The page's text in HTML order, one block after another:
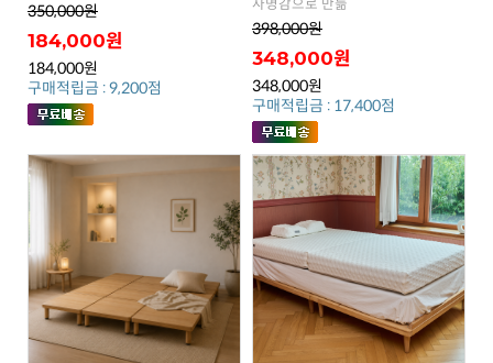
350,000원
184,000원
184,000원
구매적립금 : 9,200점
사명감으로 만듦
398,000원
348,000원
348,000원
구매적립금 : 17,400점